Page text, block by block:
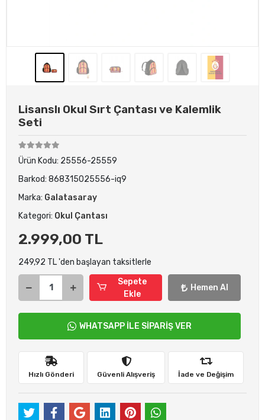
Lisanslı Okul Sırt Çantası ve Kalemlik
Seti
Ürün Kodu: 25556-25559
Barkod: 868315025556-iq9
Marka: Galatasaray
Kategori: Okul Çantası
2.999,00 TL
249,92 TL 'den başlayan taksitlerle
Sepete
Ekle
Hemen Al
WHATSAPP İLE SİPARİŞ VER
Hızlı Gönderi Güvenli Alışveriş İade ve Değişim